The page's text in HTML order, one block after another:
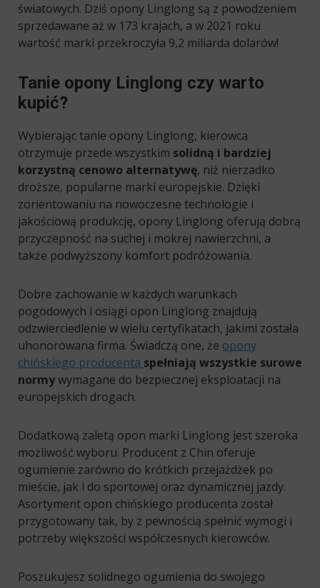
światowych. Dziś opony Linglong są z powodzeniem
sprzedawane aż w 173 krajach, a w 2021 roku
wartość marki przekroczyła 9,2 miliarda dolarów!
Tanie opony Linglong czy warto
kupić?
Wybierając tanie opony Linglong, kierowca
otrzymuje przede wszystkim solidną i bardziej
korzystną cenowo alternatywę, niż nierzadko
droższe, popularne marki europejskie. Dzięki
zorientowaniu na nowoczesne technologie i
jakościową produkcję, opony Linglong oferują dobrą
przyczepność na suchej i mokrej nawierzchni, a
także podwyższony komfort podróżowania.
Dobre zachowanie w każdych warunkach
pogodowych i osiągi opon Linglong znajdują
odzwierciedlenie w wielu certyfikatach, jakimi została
uhonorowana firma. Świadczą one, że opony
chińskiego producenta spełniają wszystkie surowe
normywymagane do bezpiecznej eksploatacji na
europejskich drogach.
Dodatkową zaletą opon marki Linglong jest szeroka
możliwość wyboru. Producent z Chin oferuje
ogumienie zarówno do krótkich przejażdżek po
mieście, jak i do sportowej oraz dynamicznej jazdy.
Asortyment opon chińskiego producenta został
przygotowany tak, by z pewnością spełnić wymogi i
potrzeby większości współczesnych kierowców.
Poszukujesz solidnego ogumienia do swojego